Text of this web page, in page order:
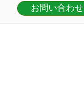
お問い合わせ